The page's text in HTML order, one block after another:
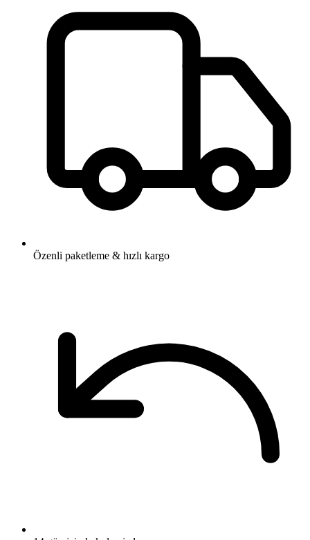
Özenli paketleme & hızlı kargo